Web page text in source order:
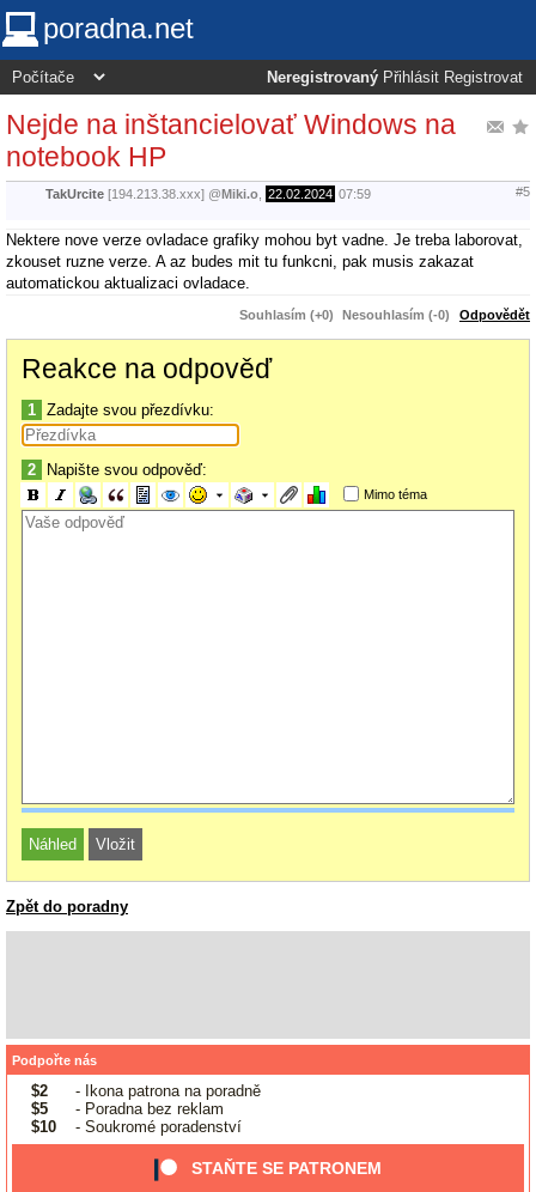
poradna.net
Neregistrovaný Přihlásit Registrovat
Nejde na inštancielovať Windows na
notebook HP
TakUrcite [194.213.38.xxx] @Miki.o 22.02.2024 07:59 #5
Nektere nove verze ovladace grafiky mohou byt vadne. Je treba laborovat,
zkouset ruzne verze. A az budes mit tu funkcni, pak musis zakazat
automatickou aktualizaci ovladace.
Souhlasím (+0) Nesouhlasím (-0) Odpovědět
Reakce na odpověď
1 Zadajte svou přezdívku:
2 Napište svou odpověď:
Mimo téma
Zpět do poradny
Podpořte nás
$2
- Ikona patrona na poradně
$5
- Poradna bez reklam
$10
- Soukromé poradenství
STAŇTE SE PATRONEM